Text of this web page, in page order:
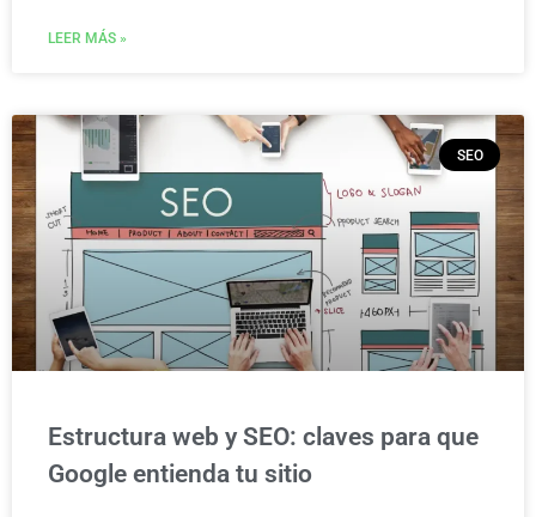
LEER MÁS »
SEO
Estructura web y SEO: claves para que
Google entienda tu sitio